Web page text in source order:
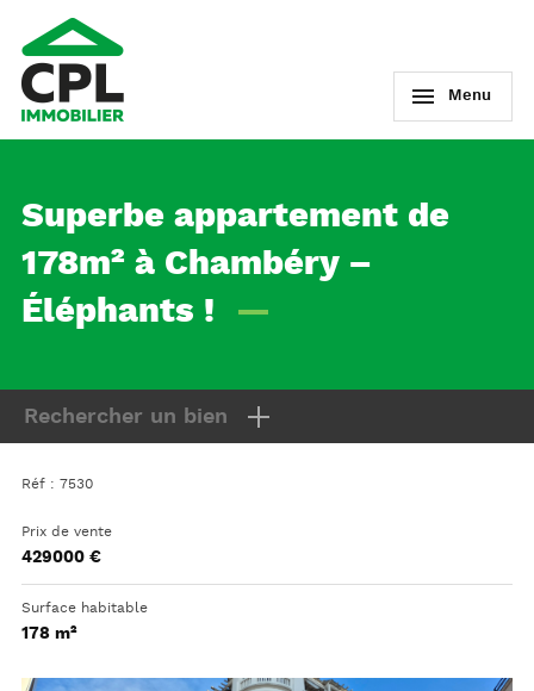
Menu
Superbe appartement de
178m² à Chambéry –
Éléphants !
Rechercher un bien
Réf : 7530
Prix de vente
429000 €
Surface habitable
178 m²